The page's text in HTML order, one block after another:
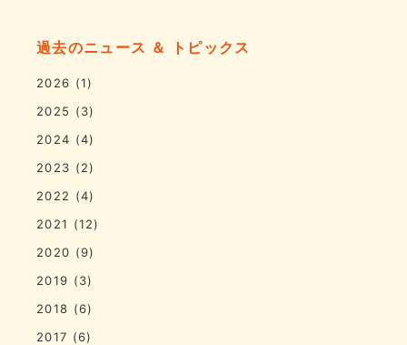
過去のニュース ＆ トピックス
2026 (1)
2025 (3)
2024 (4)
2023 (2)
2022 (4)
2021 (12)
2020 (9)
2019 (3)
2018 (6)
2017 (6)